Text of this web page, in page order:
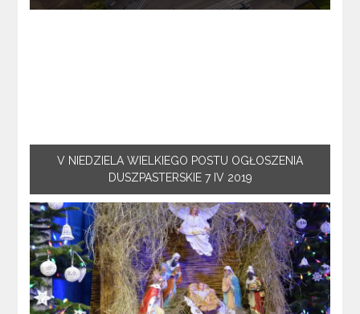
V NIEDZIELA WIELKIEGO POSTU OGŁOSZENIA
DUSZPASTERSKIE 7 IV 2019